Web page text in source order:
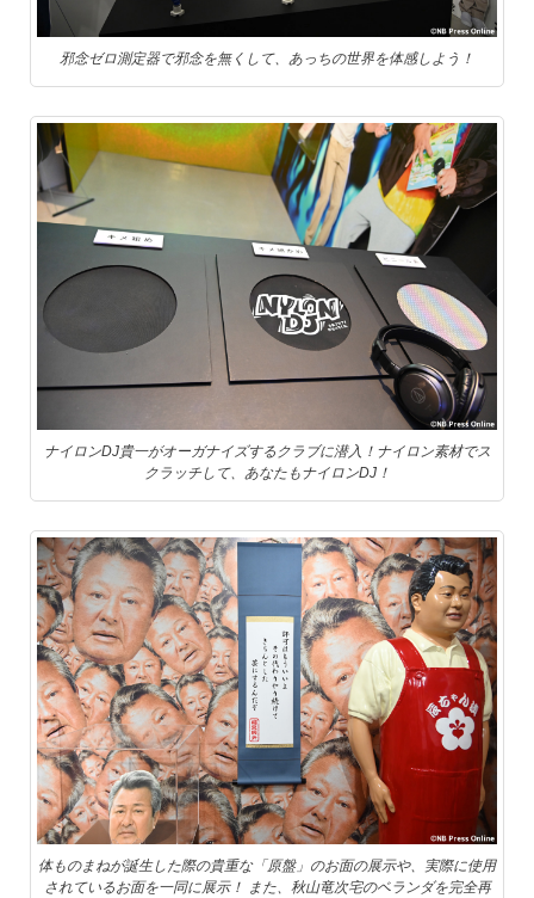
邪念ゼロ測定器で邪念を無くして、あっちの世界を体感しよう！
ナイロンDJ貴一がオーガナイズするクラブに潜入！ナイロン素材でス
クラッチして、あなたもナイロンDJ！
体ものまねが誕生した際の貴重な「原盤」のお面の展示や、実際に使用
されているお面を一同に展示！ また、秋山竜次宅のベランダを完全再